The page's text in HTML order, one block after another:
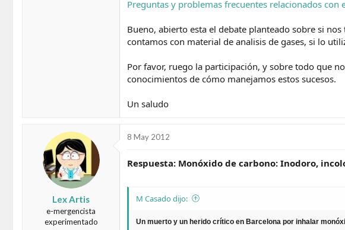
Preguntas y problemas frecuentes relacionados con
Bueno, abierto esta el debate planteado sobre si
contamos con material de analisis de gases, si lo
Por favor, ruego la participación, y sobre todo que
conocimientos de cómo manejamos estos sucesos.
Un saludo
Lex Artis
e-mergencista
experimentado
8 May 2012
Respuesta: Monóxido de carbono: Inodoro,
M Casado dijo:
Un muerto y un herido crítico en Barcelona por inhalar